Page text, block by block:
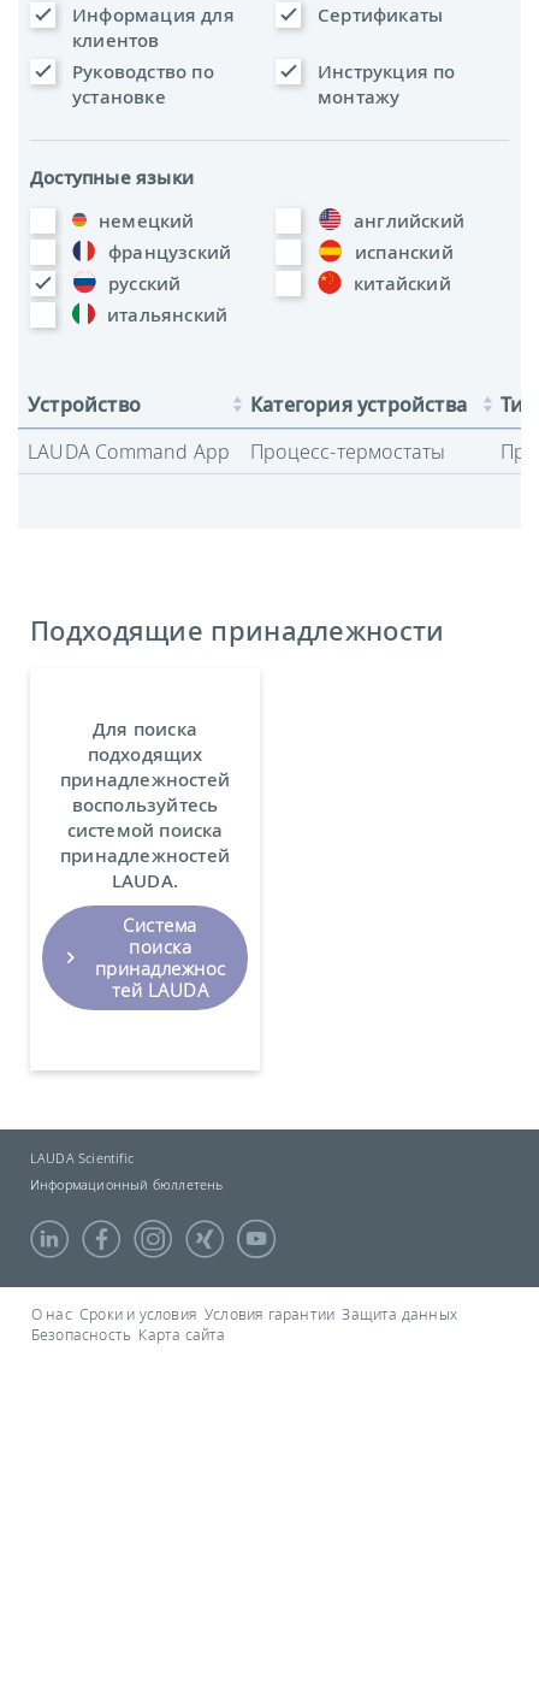
Информация для
клиентов
Сертификаты
Руководство по
установке
Инструкция по
монтажу
Доступные языки
немецкий
английский
французский
испанский
русский
китайский
итальянский
Устройство Категория устройства
LAUDA Command App
Процесс-термостаты
Подходящие принадлежности
Для поиска
подходящих
принадлежностей
воспользуйтесь
системой поиска
принадлежностей
LAUDA.
Система
поиска
принадлежнос
тей LAUDA
LAUDA Scientific
Информационный бюллетень
О нас Сроки и условия Условия гарантии Защита данных
Безопасность Карта сайта